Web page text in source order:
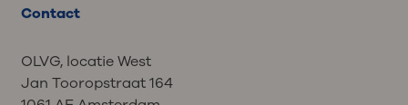
Contact
OLVG, locatie West
Jan Tooropstraat 164